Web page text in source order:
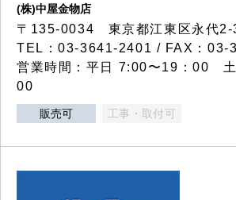
(株)中屋金物店
〒135-0034 東京都江東区永代2-
TEL：03-3641-2401 / FAX：03-
営業時間：平日 7:00〜19：00 土
00
販売可 工事・取付可